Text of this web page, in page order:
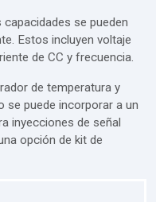
se pueden
Estos incluyen voltaje
de CC y frecuencia.
de temperatura y
se puede incorporar a un
inyecciones de señal
opción de kit de